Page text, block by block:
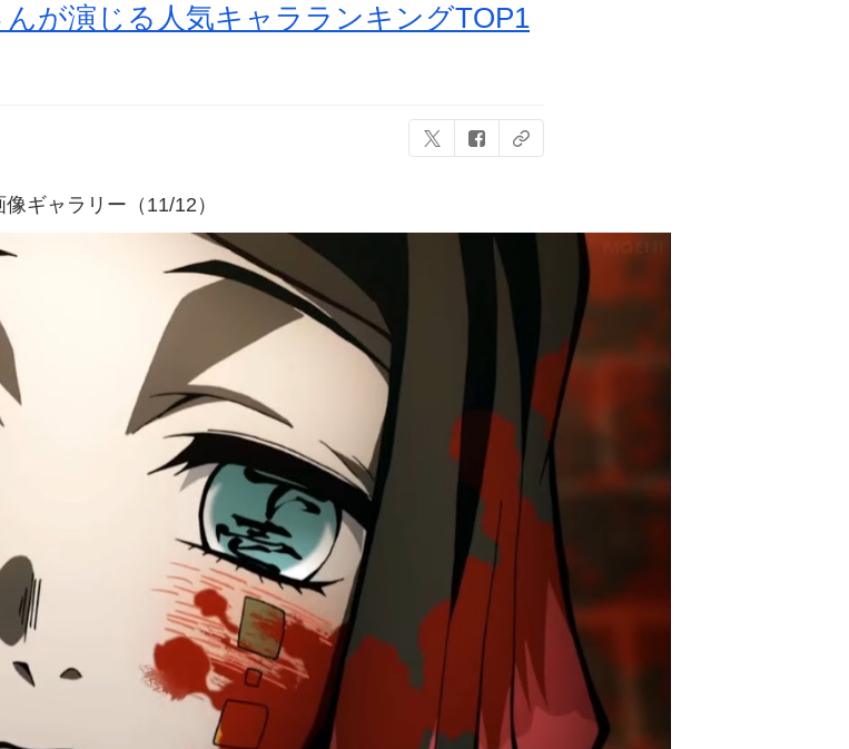
が演じる人気キャラランキングTOP1
像ギャラリー（11/12）